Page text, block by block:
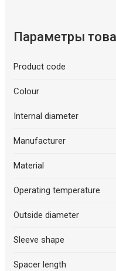
Параметры
Product code
Colour
Internal diameter
Manufacturer
Material
Operating temperature
Outside diameter
Sleeve shape
Spacer length